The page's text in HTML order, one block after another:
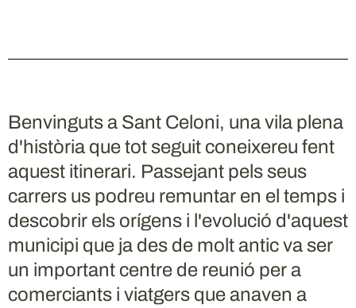
Benvinguts a Sant Celoni, una vila plena
d'història que tot seguit coneixereu fent
aquest itinerari. Passejant pels seus
carrers us podreu remuntar en el temps i
descobrir els orígens i l'evolució d'aquest
municipi que ja des de molt antic va ser
un important centre de reunió per a
comerciants i viatgers que anaven a